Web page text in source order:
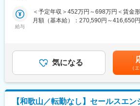
効率化、DX化、課題解決に向けたフォ
を行います。はじめてでも知識を身に
きる環境です。
＜詳細＞
・お客様への提案内容の検討、相談
・お客様先への訪問、提案
・納入に伴う検証
◆ICT業界未経験から活躍
入社後は基礎を学んだ後に先輩と案件に
躍いただきます。
お客様も既存のみ、スパンの長い案件が
です。
◆働きやすい環境
完全週休2日制（土日祝休）残業月平均
ーク含む）
給与
＜予定年収＞452万円～698万円＜賃金
月額（基本給）：270,590円～416,650
金額であり、選考を通じて上下する可
は固定手当を含めた表記です。
気になる
（
【和歌山／転勤なし】セールスエ